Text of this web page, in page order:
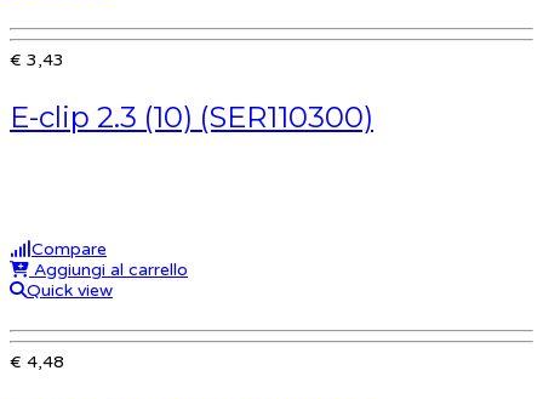
€ 3,43
E-clip 2.3 (10) (SER110300)
Compare
Aggiungi al carrello
Quick view
€ 4,48